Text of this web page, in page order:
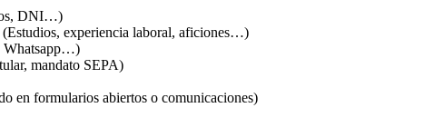
DNI…)
experiencia laboral, aficiones…)
Whatsapp…)
mandato SEPA)
en formularios abiertos o comunicaciones)